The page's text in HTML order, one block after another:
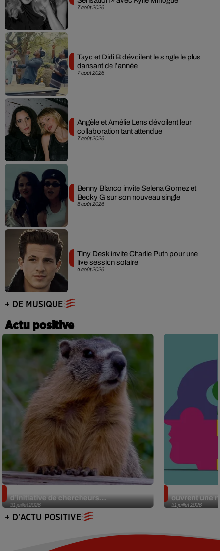
7 août 2026
7 août 2026
Tayc et Didi B dévoilent le single le plus
dansant de l’année
7 août 2026
Angèle et Amélie Lens dévoilent leur
collaboration tant attendue
5 août 2026
Benny Blanco invite Selena Gomez et
Becky G sur son nouveau single
4 août 2026
Tiny Desk invite Charlie Puth pour une
live session solaire
+ DE MUSIQUE
Actu positive
31 juillet 2026
d’initiative de chercheurs...
31 juillet 2026
ouvrent une
+ D'ACTU POSITIVE